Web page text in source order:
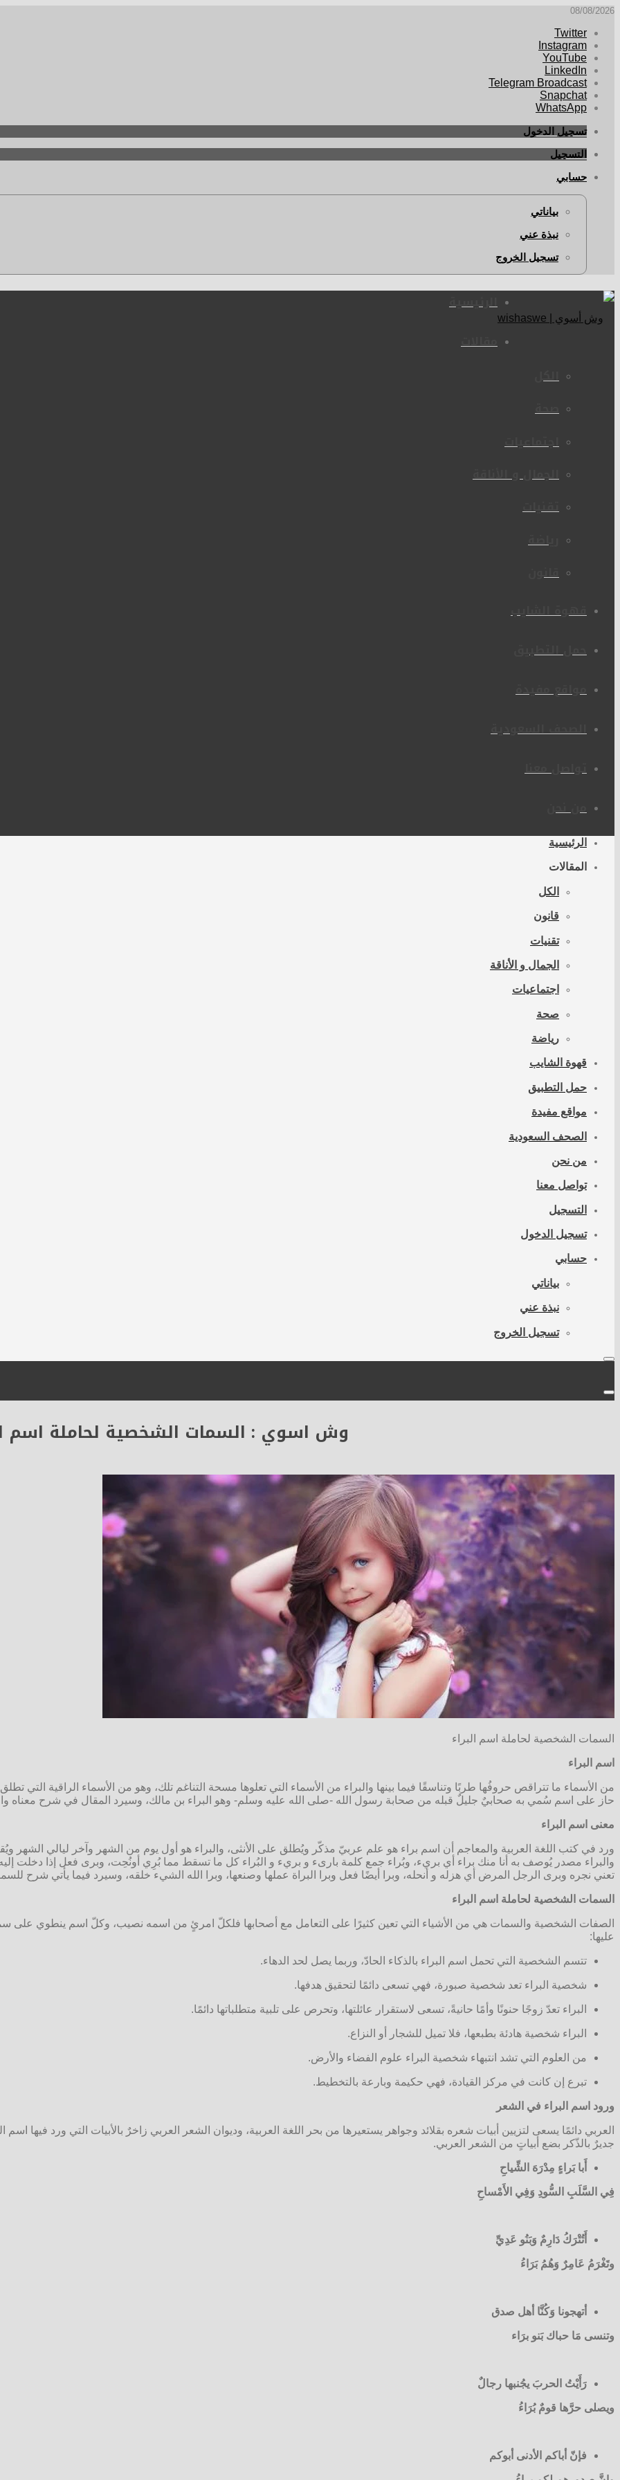
08/08/2026
Twitter
Instagram
YouTube
LinkedIn
Telegram Broadcast
Snapchat
WhatsApp
تسجيل الدخول
التسجيل
حسابي
بياناتي
نبذة عني
تسجيل الخروج
الرئيسية
مقالات
الكل
صحة
اجتماعيات
الجمال و الأناقة
تقنيات
رياضة
قانون
قهوة الشايب
حمل التطبيق
مواقع مفيدة
الصحف السعودية
تواصل معنا
من نحن
الرئيسية
المقالات
الكل
قانون
تقنيات
الجمال و الأناقة
اجتماعيات
صحة
رياضة
قهوة الشايب
حمل التطبيق
مواقع مفيدة
الصحف السعودية
من نحن
تواصل معنا
التسجيل
تسجيل الدخول
حسابي
بياناتي
نبذة عني
تسجيل الخروج
وش اسوي : السمات الشخصية لحاملة اسم
السمات الشخصية لحاملة اسم البراء
اسم البراء
من الأسماء ما تتراقص حروفُها طربًا وتناسقًا فيما بينها والبراء من الأسماء التي تعلوها مسحة التناغم تلك، وهو من الأسماء الراقية
حاز على اسم سُمي به صحابيٌ جليلٌ قبله من صحابة رسول الله -صلى الله عليه وسلم- وهو البراء بن مالك، وسيرد المقال في شرح معناه
معنى اسم البراء
ورد في كتب اللغة العربية والمعاجم أن اسم براء هو علم عربيّ مذكّر ويُطلق على الأنثى، والبراء هو أول يوم من الشهر وآخر ليالي الشهر
والبراء مصدر يُوصف به أنا منك براء أي بريء، وبُراء جمع كلمة بارىء و بريء و البُراء كل ما تسقط مما بُرِي أونُحِت، وبرى فعل إذا دخلت
تعني نجره وبرى الرجل المرض أي هزله و أنحله، وبرا أيضًا فعل وبرا البراة عملها وصنعها، وبرا الله الشيء خلقه، وسيرد فيما يأتي شرح
السمات الشخصية لحاملة اسم البراء
الصفات الشخصية والسمات هي من الأشياء التي تعين كثيرًا على التعامل مع أصحابها فلكلّ امرئٍ من اسمه نصيب، وكلّ اسم ينطوي على
عليها:
تتسم الشخصية التي تحمل اسم البراء بالذكاء الحادّ، وربما يصل لحد الدهاء.
شخصية البراء تعد شخصية صبورة، فهي تسعى دائمًا لتحقيق هدفها.
البراء تعدّ زوجًا حنونًا وأمًا حانيةً، تسعى لاستقرار عائلتها، وتحرص على تلبية متطلباتها دائمًا.
البراء شخصية هادئة بطبعها، فلا تميل للشجار أو النزاع.
من العلوم التي تشد انتبهاء شخصية البراء علوم الفضاء والأرض.
تبرع إن كانت في مركز القيادة، فهي حكيمة وبارعة بالتخطيط.
ورود اسم البراء في الشعر
العربي دائمًا يسعى لتزيين أبيات شعره بقلائد وجواهر يستعيرها من بحر اللغة العربية، وديوان الشعر العربي زاخرٌ بالأبيات التي ورد فيها
جديرٌ بالذّكر بضع أبياتٍ من الشعر العربي.
أَبا بَراءٍ مِدْرَهَ الشِّياحِ
فِي السَّلَبِ السُّودِ وَفِي الأَمْساحِ
أَتُتْرَكُ دَارِمٌ وَبَنُو عَدِيِّ
وتَغْرَمُ عَامِرٌ وَهُمُ بَرَاءُ
أتهجونا وَكُنَّا أهل صدق
وتنسى مَا حباك بَنو برَاء
رَأَيْتُ الحربَ يجُنبها رجالٌ
ويصلى حرَّها قومٌ بُرَاءُ
فإنّ أباكم الأدنى أبوكم